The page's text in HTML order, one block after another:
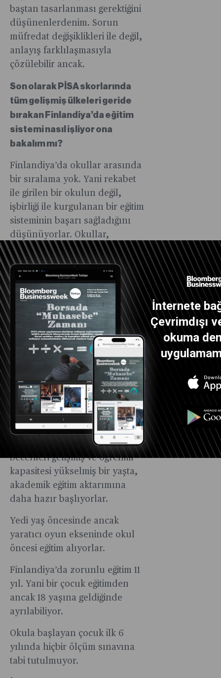
İnternete
Çevrimdışı
okuma
baştan tasarlanması gerektiğini
düşünenlerdenim. Sorun
müfredat değişiklikleri ile değil,
anlayış farklılaşmasıyla
çözülebilir ancak.
Son olarak PİSA skorlarında
tüm gelişmiş ülkeleri geride
bırakan Finlandiya’da eğitim
sistemi nasıl işliyor ona
bakalım mı?
Finlandiya’da okullar arasında
bir sıralama yok. Yani rekabet
ile girilen bir okulun değil,
işbirliği ile kurgulanan bir eğitim
sisteminin başarı sağladığını
düşünüyorlar. Okullar,
bölgeler, öğretmenler ve hatta
öğrenciler arasında bir
sıralama yapılmıyor.
Okul saati olarak gelişmiş
ülkelerin en düşük saati
Finlandiya’da. Okul 08.00-
09.00 arasında başlayıp saat
14.00-14.45 itibariyle bitiyor. 45
dakika ders, 15 dakika teneffüs
ve 1 saatlik öğle arası bu süreye
dahil.
Okula diğer ülkelerin aksine
yedi yaşında, yani bir yaş geç
başlıyorlar. Böylece motor
becerileri gelişmiş ve öğrenim
kapasitesi yükselmiş bir yaşta,
akademik eğitim aktarımına
daha hazır başlıyorlar.
Yedi yaş öncesinde ancak
yaratıcı oyun ekseninde okul
öncesi eğitim alıyorlar.
Finlandiya’da zorunlu eğitim 11
yıl. Yani bir çocuk eğitimden
ancak 18 yaşına geldiğinde
ayrılabiliyor.
Okula başlayan çocuk ilk 6
yılında hiçbir ölçüm sınavına
tabi tutulmuyor.